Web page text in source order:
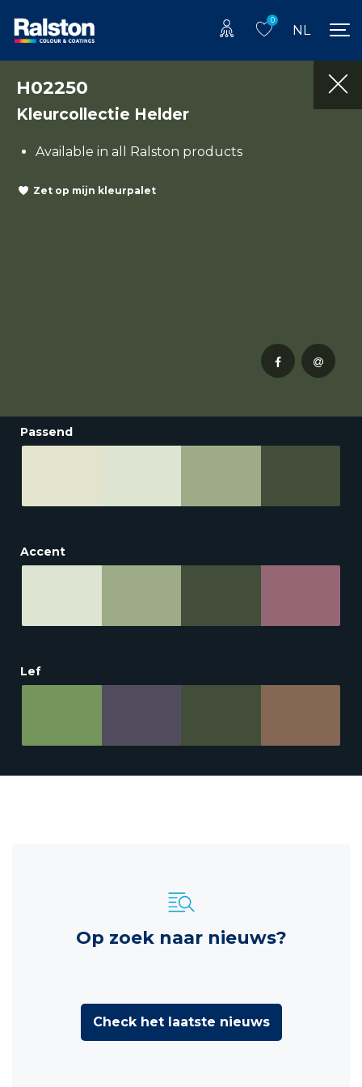
0
NL
H02250
Kleurcollectie Helder
Available in all Ralston products
Zet op mijn kleurpalet
Passend
Accent
Lef
Op zoek naar nieuws?
Check het laatste nieuws